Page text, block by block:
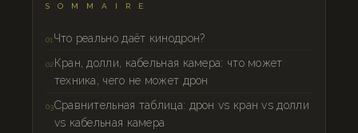
SOMMAIRE
Что реально даёт кинодрон?
Кран, долли, кабельная камера: что может
техника, чего не может дрон
Сравнительная таблица: дрон vs кран vs долли
vs кабельная камера